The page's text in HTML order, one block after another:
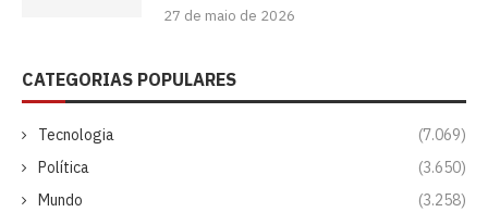
27 de maio de 2026
CATEGORIAS POPULARES
Tecnologia
(7.069)
Política
(3.650)
Mundo
(3.258)